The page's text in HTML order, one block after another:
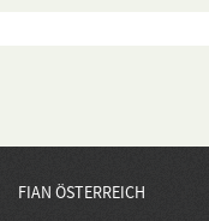
FIAN ÖSTERREICH